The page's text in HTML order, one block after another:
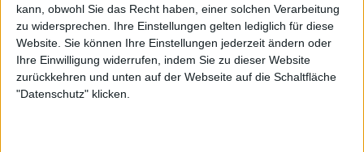
kann, obwohl Sie das Recht haben, einer solchen Verarbeitung
zu widersprechen. Ihre Einstellungen gelten lediglich für diese
Website. Sie können Ihre Einstellungen jederzeit ändern oder
Ihre Einwilligung widerrufen, indem Sie zu dieser Website
zurückkehren und unten auf der Webseite auf die Schaltfläche
"Datenschutz" klicken.
16.05.2020
metal.de Redaktion